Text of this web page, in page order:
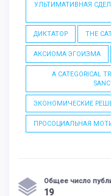
УЛЬТИМАТИВНАЯ
ДИКТАТОР THE
АКСИОМА ЭГОИЗМА
A CATEGORICAL
ЭКОНОМИЧЕСКИЕ
ПРОСОЦИАЛЬНАЯ
Общее число
19